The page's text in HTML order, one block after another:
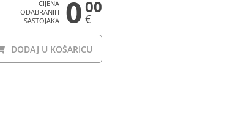
CIJENA
ODABRANIH
SASTOJAKA
0 00
€
DODAJ U KOŠARICU